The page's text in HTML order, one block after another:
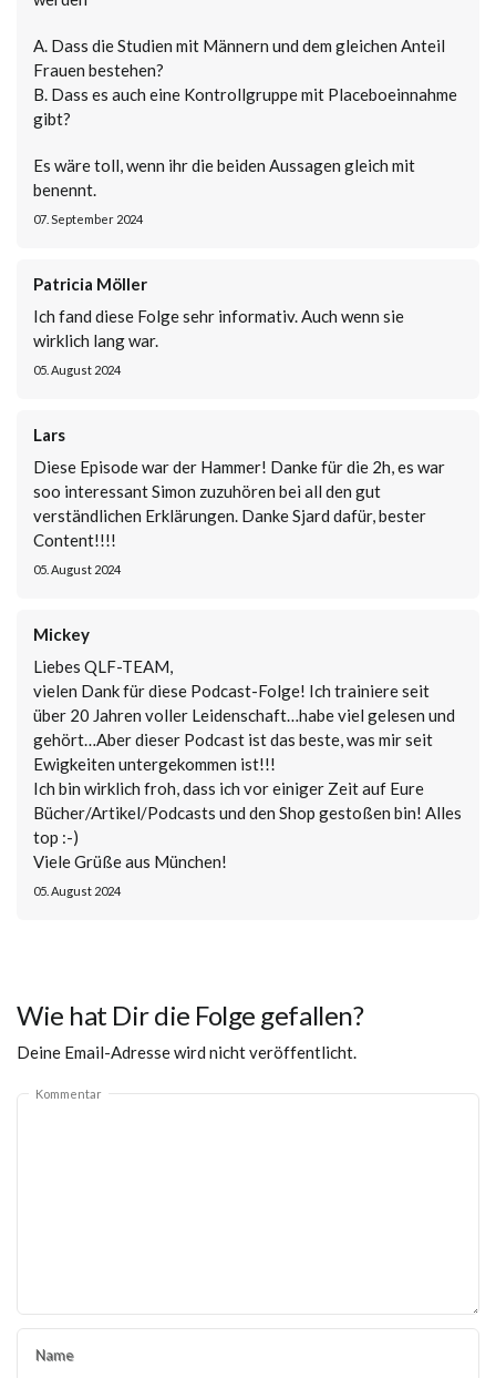
A. Dass die Studien mit Männern und dem gleichen Anteil
Frauen bestehen?
B. Dass es auch eine Kontrollgruppe mit Placeboeinnahme
gibt?
Es wäre toll, wenn ihr die beiden Aussagen gleich mit
benennt.
07. September 2024
Patricia Möller
Ich fand diese Folge sehr informativ. Auch wenn sie
wirklich lang war.
05. August 2024
Lars
Diese Episode war der Hammer! Danke für die 2h, es war
soo interessant Simon zuzuhören bei all den gut
verständlichen Erklärungen. Danke Sjard dafür, bester
Content!!!!
05. August 2024
Mickey
Liebes QLF-TEAM,
vielen Dank für diese Podcast-Folge! Ich trainiere seit
über 20 Jahren voller Leidenschaft…habe viel gelesen und
gehört…Aber dieser Podcast ist das beste, was mir seit
Ewigkeiten untergekommen ist!!!
Ich bin wirklich froh, dass ich vor einiger Zeit auf Eure
Bücher/Artikel/Podcasts und den Shop gestoßen bin! Alles
top :-)
Viele Grüße aus München!
05. August 2024
Wie hat Dir die Folge gefallen?
Deine Email-Adresse wird nicht veröffentlicht.
Kommentar
Name